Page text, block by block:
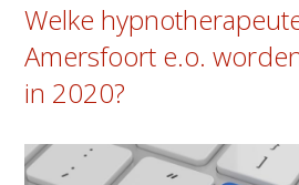
Welke
Amersfoort e.o.
in 2020?